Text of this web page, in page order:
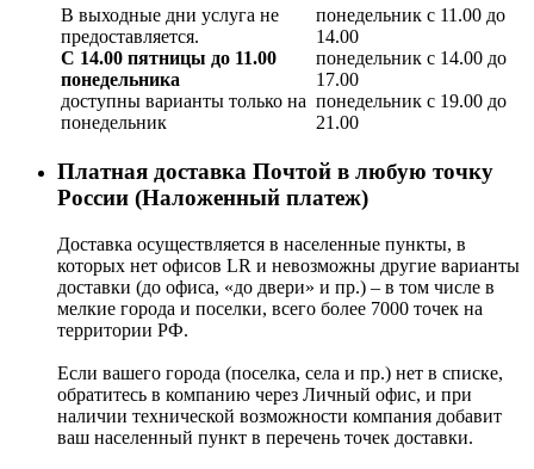
В выходные дни услуга не
предоставляется.
С 14.00 пятницы до 11.00
понедельника
доступны варианты только на
понедельник
понедельник с 11.00 до
14.00
понедельник с 14.00 до
17.00
понедельник с 19.00 до
21.00
Платная доставка Почтой в любую точку
России (Наложенный платеж)
Доставка осуществляется в населенные пункты, в
которых нет офисов LR и невозможны другие варианты
доставки (до офиса, «до двери» и пр.) – в том числе в
мелкие города и поселки, всего более 7000 точек на
территории РФ.
Если вашего города (поселка, села и пр.) нет в списке,
обратитесь в компанию через Личный офис, и при
наличии технической возможности компания добавит
ваш населенный пункт в перечень точек доставки.